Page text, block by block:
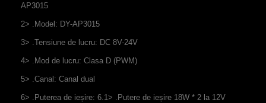
AP3015
2> .Model: DY-AP3015
3> .Tensiune de lucru: DC 8V-24V
4> .Mod de lucru: Clasa D (PWM)
5> .Canal: Canal dual
6> .Puterea de ieșire: 6.1> .Putere de ieșire 18W * 2 la 12V